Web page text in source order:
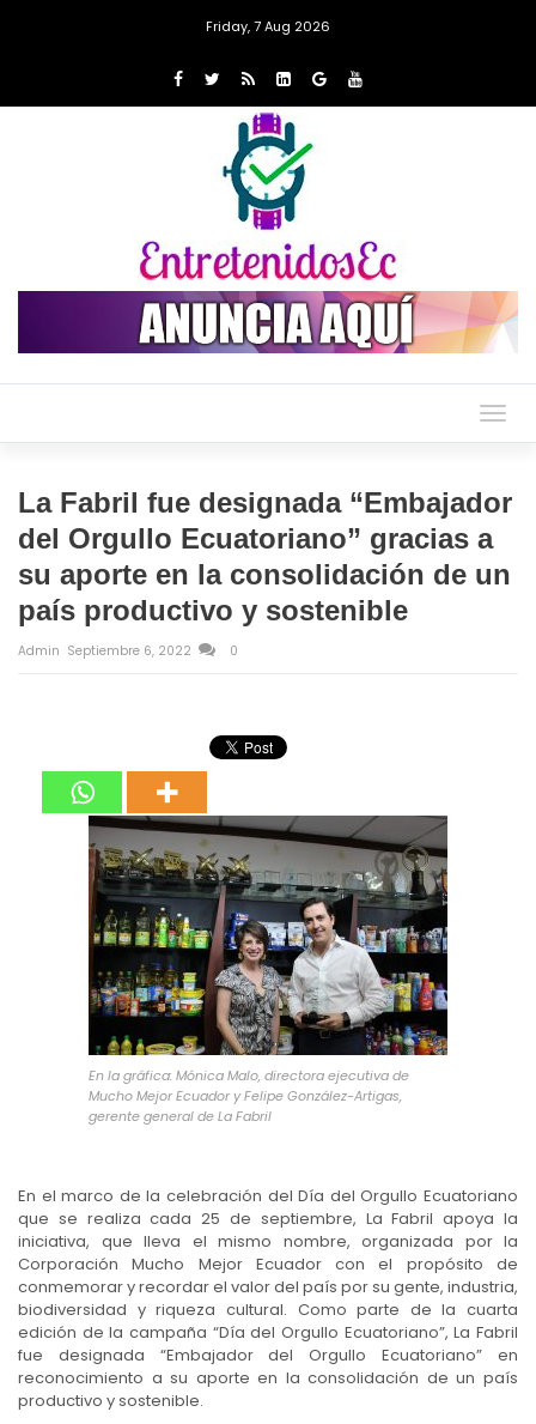
Friday, 7 Aug 2026
La Fabril fue designada “Embajador
del Orgullo Ecuatoriano” gracias a
su aporte en la consolidación de un
país productivo y sostenible
Admin Septiembre 6, 2022 0
En la gráfica: Mónica Malo, directora ejecutiva de
Mucho Mejor Ecuador y Felipe González-Artigas,
gerente general de La Fabril
En el marco de la celebración del Día del Orgullo Ecuatoriano
que se realiza cada 25 de septiembre, La Fabril apoya la
iniciativa, que lleva el mismo nombre, organizada por la
Corporación Mucho Mejor Ecuador con el propósito de
conmemorar y recordar el valor del país por su gente, industria,
biodiversidad y riqueza cultural. Como parte de la cuarta
edición de la campaña “Día del Orgullo Ecuatoriano”, La Fabril
fue designada “Embajador del Orgullo Ecuatoriano” en
reconocimiento a su aporte en la consolidación de un país
productivo y sostenible.